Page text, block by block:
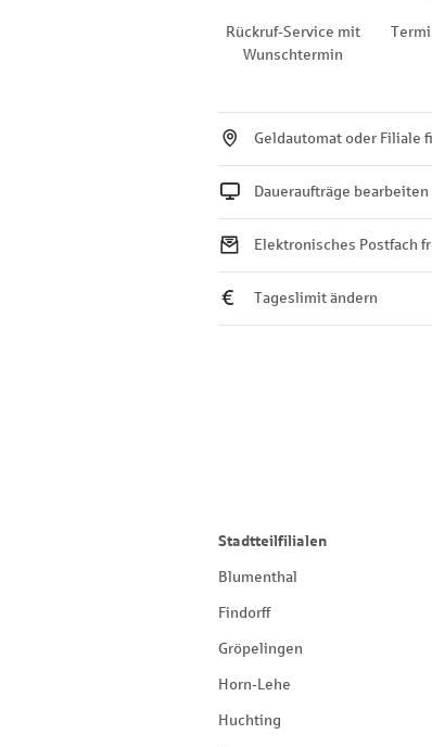
Rückruf-Service mit
Wunschtermin
Geldautomat oder Filiale
Daueraufträge bearbeiten
Elektronisches Postfach
Tageslimit ändern
Stadtteilfilialen
Blumenthal
Findorff
Gröpelingen
Horn-Lehe
Huchting